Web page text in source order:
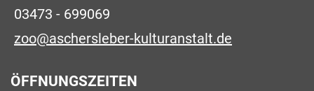
03473 - 699069
zoo@aschersleber-kulturanstalt.de
ÖFFNUNGSZEITEN